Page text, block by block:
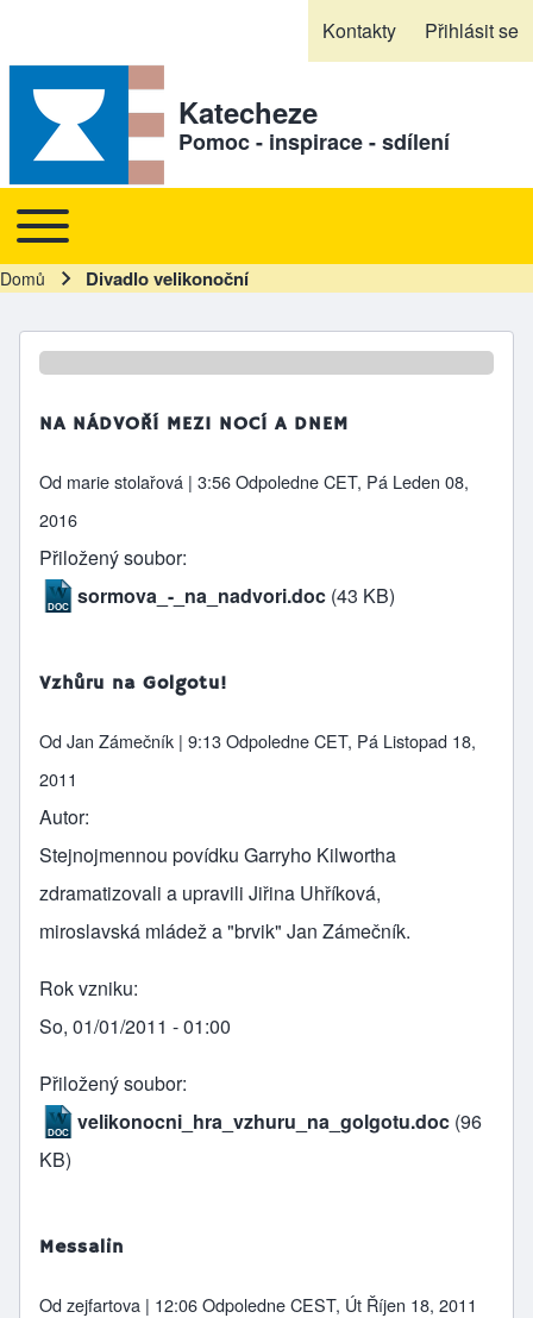
Kontakty Přihlásit se
Katecheze
Pomoc - inspirace - sdílení
Hlavní navigace
Toggle main menu
Drobečková navigace
Domů Divadlo velikonoční
NA NÁDVOŘÍ MEZI NOCÍ A DNEM
Od marie stolařová | 3:56 Odpoledne CET, Pá Leden 08,
2016
Přiložený soubor
sormova_-_na_nadvori.doc (43 KB)
Vzhůru na Golgotu!
Od Jan Zámečník | 9:13 Odpoledne CET, Pá Listopad 18,
2011
Autor
Stejnojmennou povídku Garryho Kilwortha
zdramatizovali a upravili Jiřina Uhříková,
miroslavská mládež a "brvik" Jan Zámečník.
Rok vzniku
So, 01/01/2011 - 01:00
Přiložený soubor
velikonocni_hra_vzhuru_na_golgotu.doc (96
KB)
Messalin
Od zejfartova | 12:06 Odpoledne CEST, Út Říjen 18, 2011